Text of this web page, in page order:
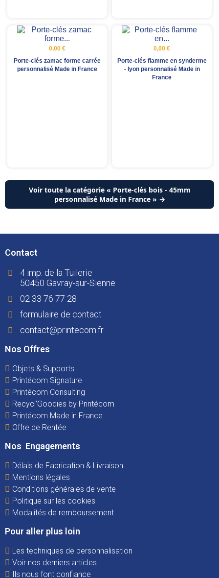
0,00 €
Porte-clés zamac forme carrée
personnalisé Made in France
0,00 €
Porte-clés flamme en synderme
- lyon personnalisé Made in
France
Voir toute la catégorie « Porte-clés bois - 45mm
personnalisé Made in France » →
Contact
4 imp. de la Tuilerie
50450 Gavray-sur-Sienne
02 33 76 77 28
formulaire de contact
contact@printecom.fr
Nos Offres
Objets & Supports
Printécom Signature
Printécom Consulting
Recycl'Goodies by Printécom
Printécom Made in France
Offre de Rentée
Nos Engagements
Délais de Fabrication & Livraison
Mentions légales
Conditions générales de vente
Politique sur les cookies
Modalités de remboursement
Pour aller plus loin
Les techniques de personnalisation
Voir nos derniers articles
Ils nous font confiance